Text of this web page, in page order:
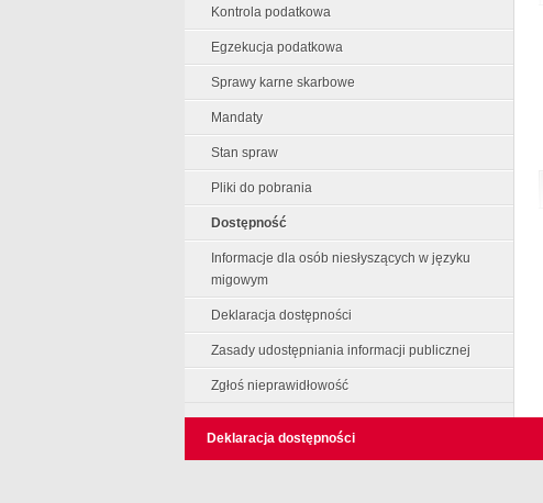
Kontrola podatkowa
Egzekucja podatkowa
Sprawy karne skarbowe
Mandaty
Stan spraw
Pliki do pobrania
Dostępność
Informacje dla osób niesłyszących w języku
migowym
Deklaracja dostępności
Zasady udostępniania informacji publicznej
Zgłoś nieprawidłowość
Deklaracja dostępności